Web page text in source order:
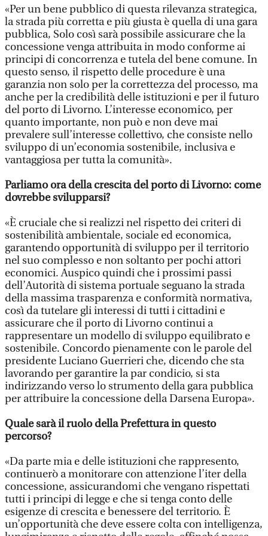
«Per un bene pubblico di questa rilevanza strategica,
la strada più corretta e più giusta è quella di una gara
pubblica, Solo così sarà possibile assicurare che la
concessione venga attribuita in modo conforme ai
principi di concorrenza e tutela del bene comune. In
questo senso, il rispetto delle procedure è una
garanzia non solo per la correttezza del processo, ma
anche per la credibilità delle istituzioni e per il futuro
del porto di Livorno. L’interesse economico, per
quanto importante, non può e non deve mai
prevalere sull’interesse collettivo, che consiste nello
sviluppo di un’economia sostenibile, inclusiva e
vantaggiosa per tutta la comunità».
Parliamo ora della crescita del porto di Livorno: come
dovrebbe svilupparsi?
«È cruciale che si realizzi nel rispetto dei criteri di
sostenibilità ambientale, sociale ed economica,
garantendo opportunità di sviluppo per il territorio
nel suo complesso e non soltanto per pochi attori
economici. Auspico quindi che i prossimi passi
dell’Autorità di sistema portuale seguano la strada
della massima trasparenza e conformità normativa,
così da tutelare gli interessi di tutti i cittadini e
assicurare che il porto di Livorno continui a
rappresentare un modello di sviluppo equilibrato e
sostenibile. Concordo pienamente con le parole del
presidente Luciano Guerrieri che, dicendo che sta
lavorando per garantire la par condicio, si sta
indirizzando verso lo strumento della gara pubblica
per attribuire la concessione della Darsena Europa».
Quale sarà il ruolo della Prefettura in questo
percorso?
«Da parte mia e delle istituzioni che rappresento,
continuerò a monitorare con attenzione l’iter della
concessione, assicurandomi che vengano rispettati
tutti i principi di legge e che si tenga conto delle
esigenze di crescita e benessere del territorio. È
un’opportunità che deve essere colta con intelligenza,